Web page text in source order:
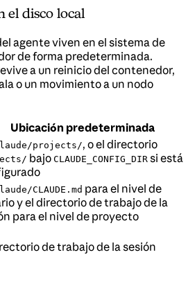
el disco local
agente viven en el sistema de
de forma predeterminada.
a un reinicio del contenedor,
o un movimiento a un nodo
Ubicación predeterminada
projects/, o el directorio
bajo CLAUDE_CONFIG_DIR si está
CLAUDE.md para el nivel de
y el directorio de trabajo de la
para el nivel de proyecto
de trabajo de la sesión